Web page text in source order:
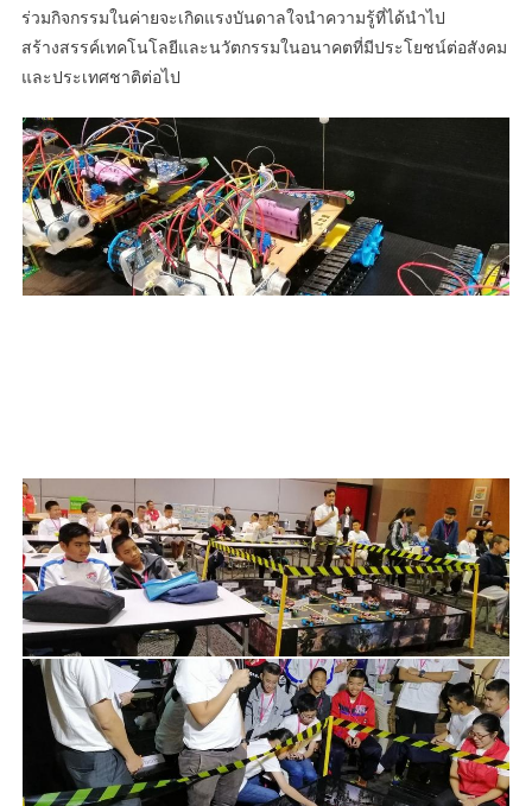
ร่วมกิจกรรมในค่ายจะเกิดแรงบันดาลใจนำความรู้ที่ได้นำไป
สร้างสรรค์เทคโนโลยีและนวัตกรรมในอนาคตที่มีประโยชน์ต่อสังคม
และประเทศชาติต่อไป